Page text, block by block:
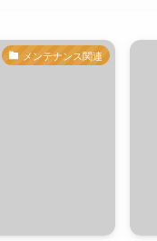
メンテナンス関連